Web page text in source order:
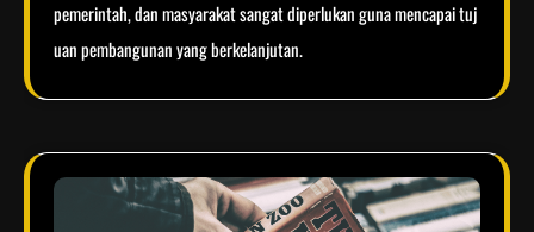
pemerintah, dan masyarakat sangat diperlukan guna mencapai tuj
uan pembangunan yang berkelanjutan.